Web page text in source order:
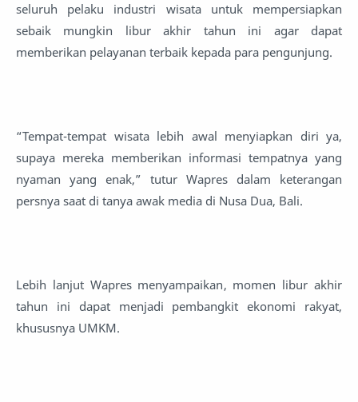
seluruh pelaku industri wisata untuk mempersiapkan
sebaik mungkin libur akhir tahun ini agar dapat
memberikan pelayanan terbaik kepada para pengunjung.
“Tempat-tempat wisata lebih awal menyiapkan diri ya,
supaya mereka memberikan informasi tempatnya yang
nyaman yang enak,” tutur Wapres dalam keterangan
persnya saat di tanya awak media di Nusa Dua, Bali.
Lebih lanjut Wapres menyampaikan, momen libur akhir
tahun ini dapat menjadi pembangkit ekonomi rakyat,
khususnya UMKM.